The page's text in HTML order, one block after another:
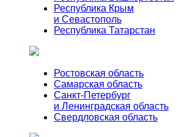
Республика Крым
и Севастополь
Республика Татарстан
Ростовская область
Самарская область
Санкт-Петербург
и Ленинградская область
Свердловская область